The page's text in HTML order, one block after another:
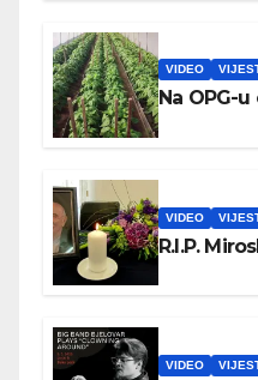
VIDEO
Na OPG-
VIDEO
R.I.P.
VIDEO